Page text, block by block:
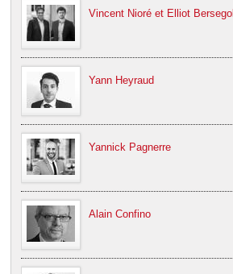
Vincent Nioré et Elliot Bersegol
Yann Heyraud
Yannick Pagnerre
Alain Confino